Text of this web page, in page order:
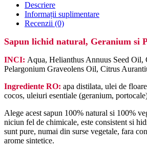
Descriere
Informații suplimentare
Recenzii (0)
Sapun lichid natural, Geranium si
INCI: Aqua, Helianthus Annuus Seed Oil,
Pelargonium Graveolens Oil, Citrus
Ingrediente RO: apa distilata, ulei de
cocos, uleiuri esentiale (geranium,
Alege acest sapun 100% natural si 100%
niciun fel de chimicale, este consistent si
sunt pure, numai din surse vegetale, fara
arome sintetice.